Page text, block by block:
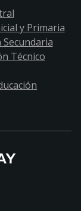
y Primaria
Secundaria
Técnico